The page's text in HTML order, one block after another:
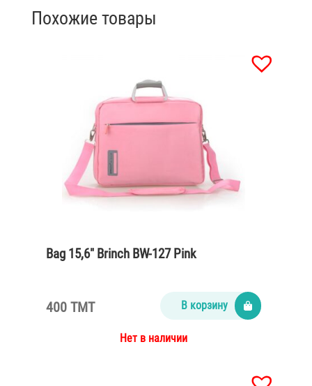
Похожие товары
Bag 15,6″ Brinch BW-127 Pink
400 TMT В корзину
Нет в наличии